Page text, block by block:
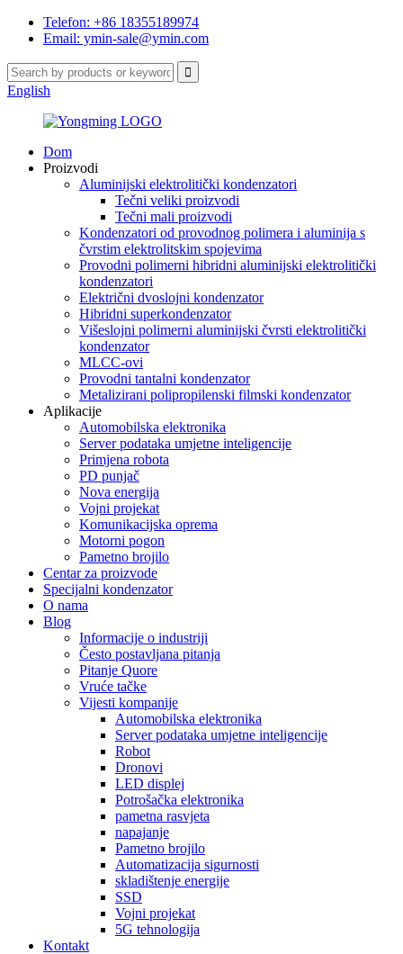
Telefon: +86 18355189974
Email: ymin-sale@ymin.com
English
Dom
Proizvodi
Aluminijski elektrolitički kondenzatori
Tečni veliki proizvodi
Tečni mali proizvodi
Kondenzatori od provodnog polimera i aluminija s
čvrstim elektrolitskim spojevima
Provodni polimerni hibridni aluminijski elektrolitički
kondenzatori
Električni dvoslojni kondenzator
Hibridni superkondenzator
Višeslojni polimerni aluminijski čvrsti elektrolitički
kondenzator
MLCC-ovi
Provodni tantalni kondenzator
Metalizirani polipropilenski filmski kondenzator
Aplikacije
Automobilska elektronika
Server podataka umjetne inteligencije
Primjena robota
PD punjač
Nova energija
Vojni projekat
Komunikacijska oprema
Motorni pogon
Pametno brojilo
Centar za proizvode
Specijalni kondenzator
O nama
Blog
Informacije o industriji
Često postavljana pitanja
Pitanje Quore
Vruće tačke
Vijesti kompanije
Automobilska elektronika
Server podataka umjetne inteligencije
Robot
Dronovi
LED displej
Potrošačka elektronika
pametna rasvjeta
napajanje
Pametno brojilo
Automatizacija sigurnosti
skladištenje energije
SSD
Vojni projekat
5G tehnologija
Kontakt